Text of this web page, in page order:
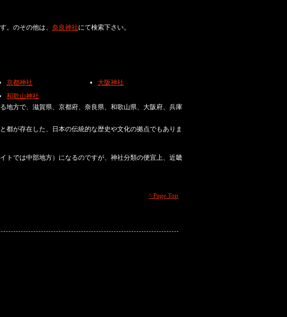
。のその他は、 奈良神社にて検索下さい。
京都神社
大阪神社
和歌山神社
地方で、滋賀県、京都府、奈良県、和歌山県、大阪府、兵庫
都が存在した、日本の伝統的な歴史や文化の拠点でもありま
では中部地方）になるのですが、神社分類の便宜上、近畿
^ Page Top